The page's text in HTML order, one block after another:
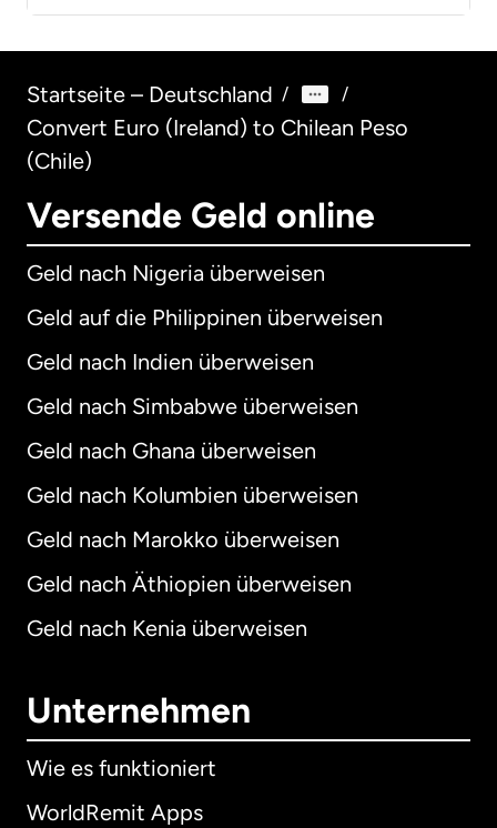
Startseite – Deutschland / /
Convert Euro (Ireland) to Chilean Peso
(Chile)
Versende Geld online
Geld nach Nigeria überweisen
Geld auf die Philippinen überweisen
Geld nach Indien überweisen
Geld nach Simbabwe überweisen
Geld nach Ghana überweisen
Geld nach Kolumbien überweisen
Geld nach Marokko überweisen
Geld nach Äthiopien überweisen
Geld nach Kenia überweisen
Unternehmen
Wie es funktioniert
WorldRemit Apps